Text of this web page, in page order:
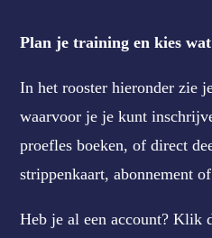
Plan je training en kies
In het rooster hieronder zie
waarvoor je je kunt
proefles boeken, of direct
strippenkaart, abonnement
Heb je al een account? Klik